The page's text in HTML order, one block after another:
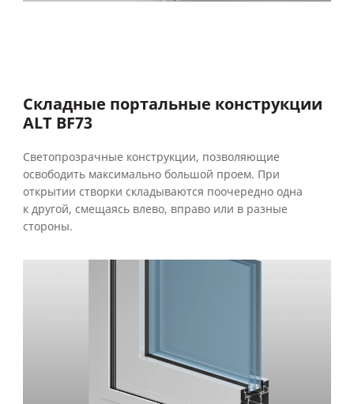
Складные портальные конструкции
ALT BF73
Светопрозрачные конструкции, позволяющие
освободить максимально большой проем. При
открытии створки складываются поочередно одна
к другой, смещаясь влево, вправо или в разные
стороны.